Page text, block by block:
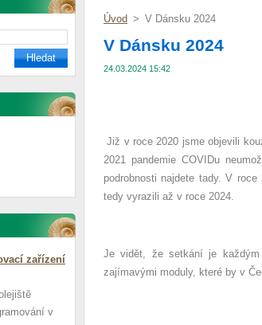
zařízení
v
Úvod > V Dánsku 2024
V Dánsku 2024
24.03.2024 15:42
Již v roce 2020 jsme objevili
2021 pandemie COVIDu
podrobnosti najdete tady. V
tedy vyrazili až v roce 2024.
Je vidět, že setkání je
zajímavými moduly, které by v